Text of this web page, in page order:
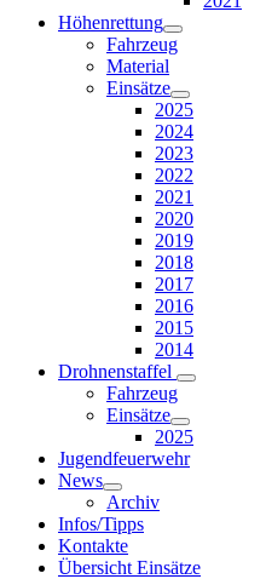
Höhenrettung
Fahrzeug
Material
Einsätze
2025
2024
2023
2022
2021
2020
2019
2018
2017
2016
2015
2014
Drohnenstaffel
Fahrzeug
Einsätze
2025
Jugendfeuerwehr
News
Archiv
Infos/Tipps
Kontakte
Übersicht Einsätze